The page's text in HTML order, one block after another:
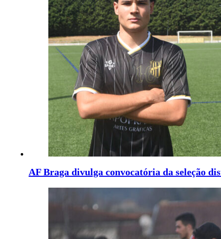
AF Braga divulga convocatória da seleção